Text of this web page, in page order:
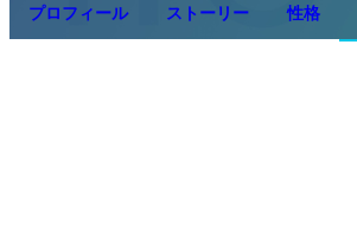
プロフィール ストーリー 性格